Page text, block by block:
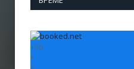
+30
°